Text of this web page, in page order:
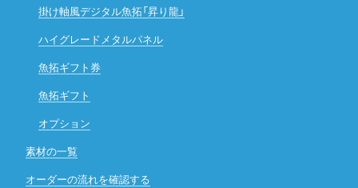
掛け軸風デジタル魚拓「昇り龍」
ハイグレードメタルパネル
魚拓ギフト券
魚拓ギフト
オプション
素材の一覧
オーダーの流れを確認する